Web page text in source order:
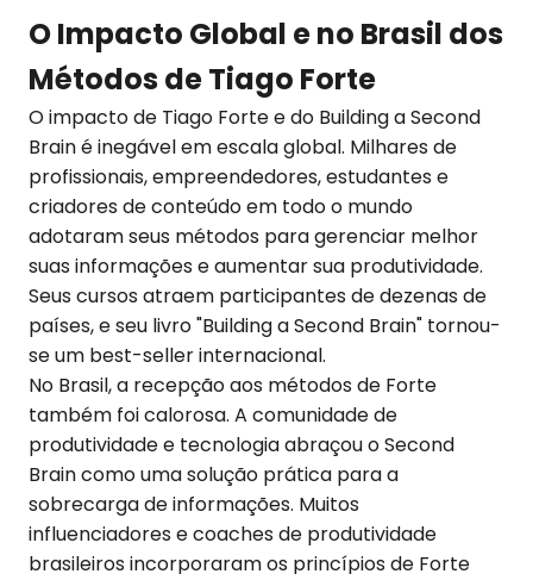
O Impacto Global e no Brasil dos
Métodos de Tiago Forte
O impacto de Tiago Forte e do Building a Second
Brain é inegável em escala global. Milhares de
profissionais, empreendedores, estudantes e
criadores de conteúdo em todo o mundo
adotaram seus métodos para gerenciar melhor
suas informações e aumentar sua produtividade.
Seus cursos atraem participantes de dezenas de
países, e seu livro "Building a Second Brain" tornou-
se um best-seller internacional.
No Brasil, a recepção aos métodos de Forte
também foi calorosa. A comunidade de
produtividade e tecnologia abraçou o Second
Brain como uma solução prática para a
sobrecarga de informações. Muitos
influenciadores e coaches de produtividade
brasileiros incorporaram os princípios de Forte